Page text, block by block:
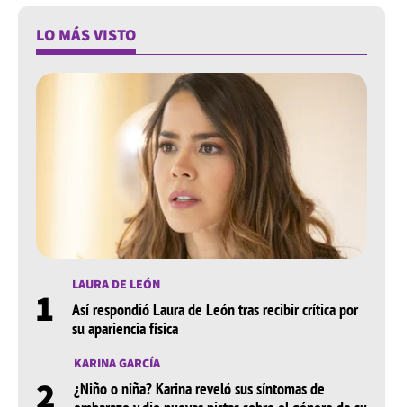
LO MÁS VISTO
1 LAURA DE LEÓN
Así respondió Laura de León tras recibir crítica por
su apariencia física
2
KARINA GARCÍA
¿Niño o niña? Karina reveló sus síntomas de